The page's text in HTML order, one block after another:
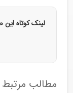
لینک کوتاه
مطالب مرتبط